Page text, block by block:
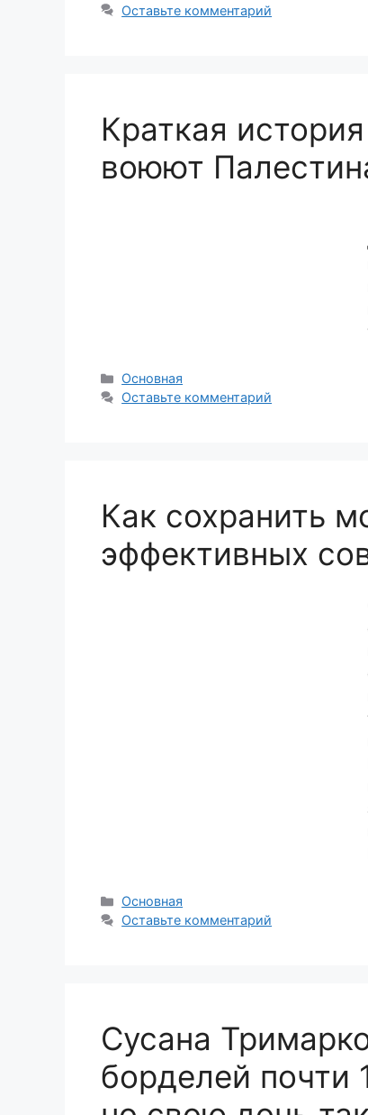
Оставьте комментарий
Краткая
воюют
Рубрики
Основная
Оставьте комментарий
Как сохранить
эффективных
Рубрики
Основная
Оставьте комментарий
Сусана
борделей почти